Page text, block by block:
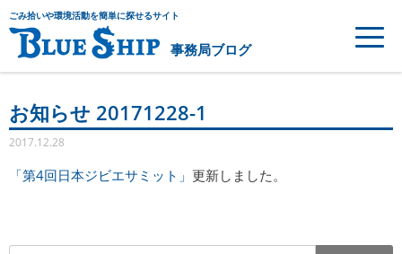
ごみ拾いや環境活動を簡単に探せるサイト
事務局ブログ
お知らせ 20171228-1
2017.12.28
「第4回日本ジビエサミット」 更新しました。